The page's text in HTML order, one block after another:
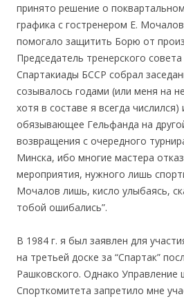
принято решение о
графика с гостренером Е.
помогало защитить Борю от
Председатель тренерского
Спартакиады БССР собрал
созывалось годами (или меня на
хотя в составе я всегда
обязывающее Гельфанда на
возвращения с очередного
Минска, ибо многие мастера
мероприятия, нужного лишь
Мочалов лишь, кисло улыбаясь,
тобой ошибались”.
В 1984 г. я был заявлен для
на третьей доске за “Спартак”
Рашковского. Однако Управление
Спорткомитета запретило мне